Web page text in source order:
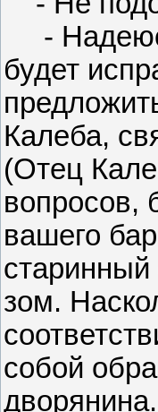
-
будет
Калеба,
(Отец
вопросов,
вашего
зом.
собой